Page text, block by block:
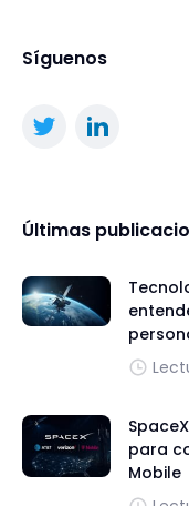
Síguenos
Últimas
para
Mobile